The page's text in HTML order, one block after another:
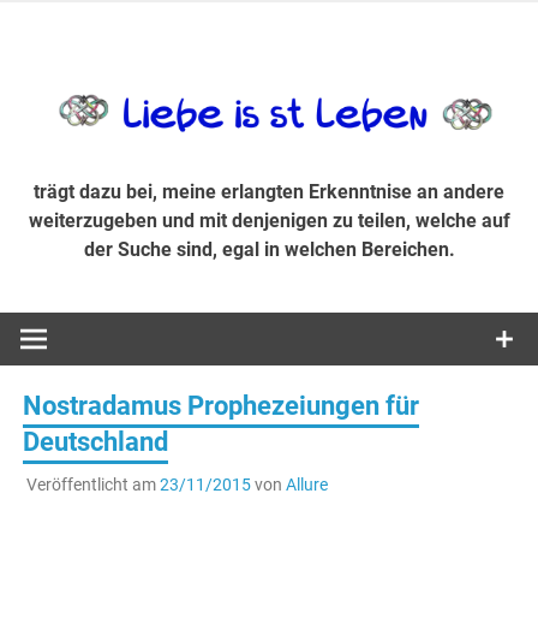
Suche sind, egal in welchen Bereichen.
trägt dazu bei, meine erlangten Erkenntnise an andere
weiterzugeben und mit denjenigen zu teilen, welche auf
der Suche sind, egal in welchen Bereichen.
Nostradamus Prophezeiungen für
Deutschland
Veröffentlicht am23/11/2015von Allure